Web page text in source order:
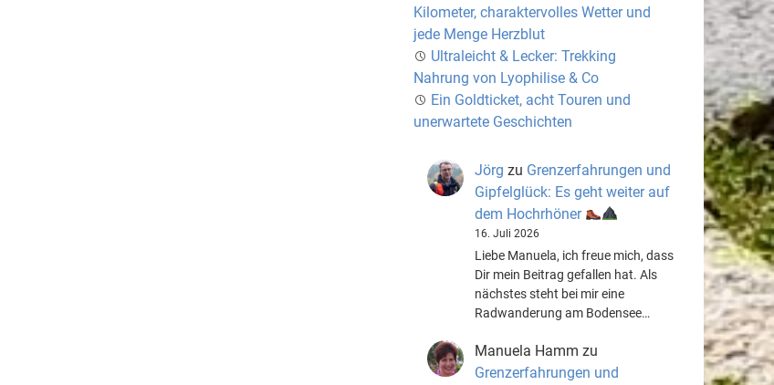
Kilometer, charaktervolles Wetter und
jede Menge Herzblut
Ultraleicht & Lecker: Trekking
Nahrung von Lyophilise & Co
Ein Goldticket, acht Touren und
unerwartete Geschichten
Jörg zu Grenzerfahrungen und
Gipfelglück: Es geht weiter auf
dem Hochrhöner
16. Juli 2026
Liebe Manuela, ich freue mich, dass
Dir mein Beitrag gefallen hat. Als
nächstes steht bei mir eine
Radwanderung am Bodensee…
Manuela Hamm zu
Grenzerfahrungen und